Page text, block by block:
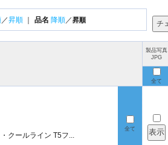
／昇順 ｜ 品名 降順 ／昇順
製品写真
JPG
全て
クールライン T5フ...
全て